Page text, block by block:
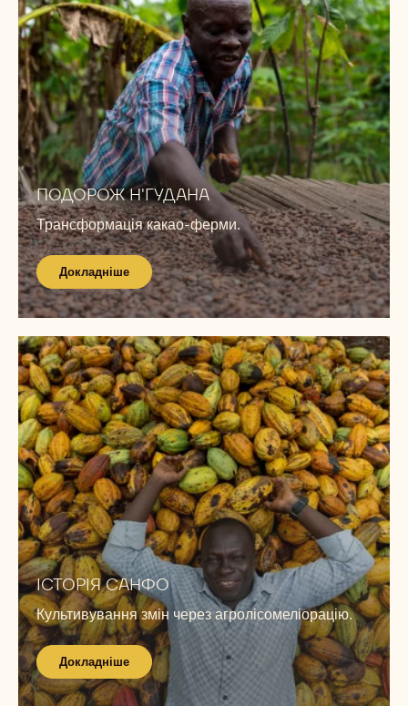
ПОДОРОЖ Н'ГУДАНА
Трансформація какао-ферми.
Докладніше
Докладніше
ІСТОРІЯ САНФО
Культивування змін через агролісомеліорацію.
Докладніше
Докладніше
Докладніше